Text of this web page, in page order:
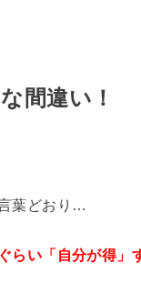
間違い！
葉どおり…
らい「自分が得」